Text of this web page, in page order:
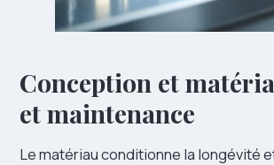
Conception et
et maintenance
Le matériau conditionne la longévité et